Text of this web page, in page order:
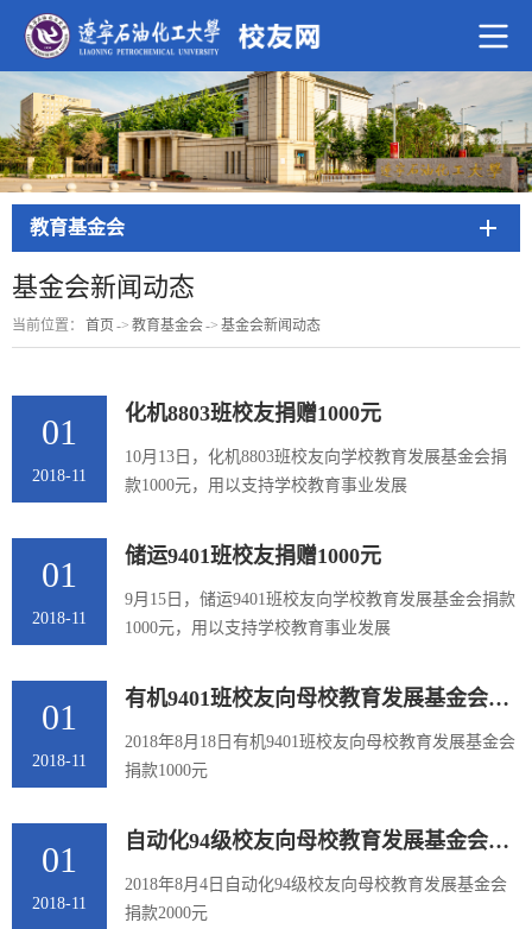
教育基金会
基金会新闻动态
当前位置： 首页-> 教育基金会-> 基金会新闻动态
01
2018-11
化机8803班校友捐赠1000元
10月13日，化机8803班校友向学校教育发展基金会捐
款1000元，用以支持学校教育事业发展
01
2018-11
储运9401班校友捐赠1000元
9月15日，储运9401班校友向学校教育发展基金会捐款
1000元，用以支持学校教育事业发展
01
2018-11
有机9401班校友向母校教育发展基金会捐款1000元
2018年8月18日有机9401班校友向母校教育发展基金会
捐款1000元
01
2018-11
自动化94级校友向母校教育发展基金会捐款2000元
2018年8月4日自动化94级校友向母校教育发展基金会
捐款2000元